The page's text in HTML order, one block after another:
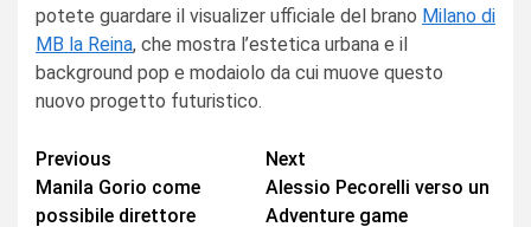
potete guardare il visualizer ufficiale del brano Milano di
MB la Reina, che mostra l’estetica urbana e il
background pop e modaiolo da cui muove questo
nuovo progetto futuristico.
Continue
Reading
Previous
Manila Gorio come
possibile direttore
Next
Alessio Pecorelli verso un
Adventure game